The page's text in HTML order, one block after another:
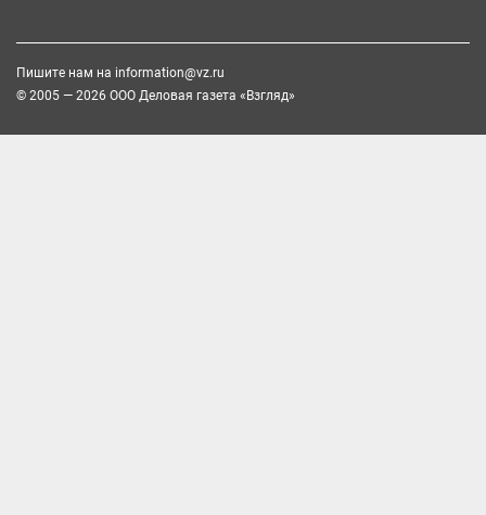
Пишите нам на information@vz.ru
© 2005 — 2026 ООО Деловая газета «Взгляд»